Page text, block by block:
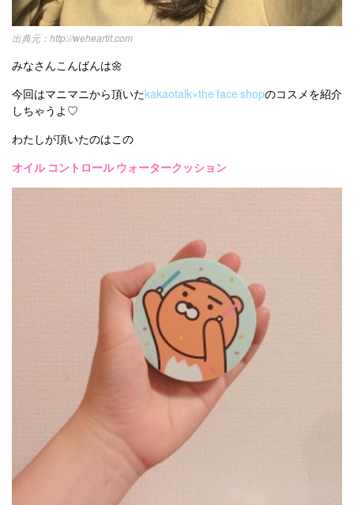
http://weheartit.com
みなさんこんばんは🌼
今回はマニマニから頂いたkakaotalk×the face shopのコスメを紹介
しちゃうよ♡
わたしが頂いたのはこの
オイル コントロール ウォータークッション